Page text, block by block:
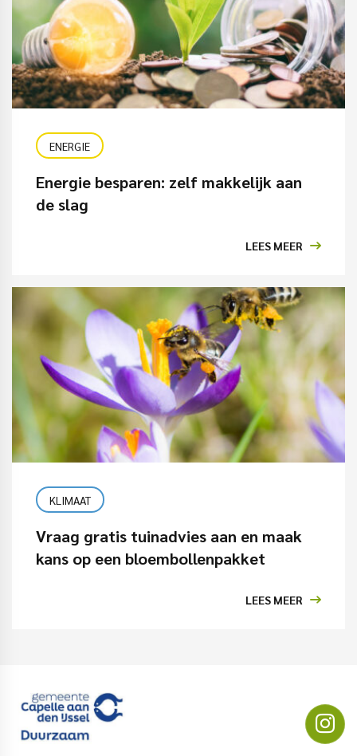
ENERGIE
Energie besparen: zelf makkelijk aan
de slag
LEES MEER
KLIMAAT
Vraag gratis tuinadvies aan en maak
kans op een bloembollenpakket
LEES MEER